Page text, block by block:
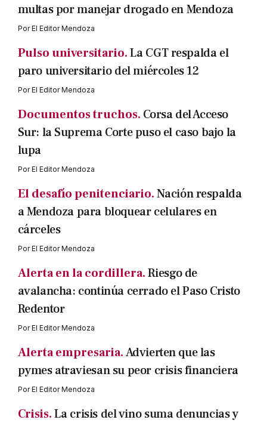
multas por manejar drogado en Mendoza
PorEl Editor Mendoza
Pulso universitario.La CGT respalda el
paro universitario del miércoles 12
PorEl Editor Mendoza
Documentos truchos. Corsa del Acceso
Sur: la Suprema Corte puso el caso bajo la
lupa
PorEl Editor Mendoza
El desafío penitenciario.Nación respalda
a Mendoza para bloquear celulares en
cárceles
PorEl Editor Mendoza
Alerta en la cordillera.Riesgo de
avalancha: continúa cerrado el Paso Cristo
Redentor
PorEl Editor Mendoza
Alerta empresaria.Advierten que las
pymes atraviesan su peor crisis financiera
PorEl Editor Mendoza
Crisis.La crisis del vino suma denuncias y